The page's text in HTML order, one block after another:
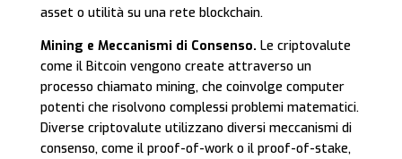
asset o utilità su una rete blockchain.
Mining e Meccanismi di Consenso. Le criptovalute
come il Bitcoin vengono create attraverso un
processo chiamato mining, che coinvolge computer
potenti che risolvono complessi problemi matematici.
Diverse criptovalute utilizzano diversi meccanismi di
consenso, come il proof-of-work o il proof-of-stake,